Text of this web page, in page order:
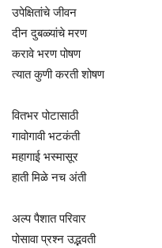
उपेक्षितांचे जीवन
दीन दुबळ्यांचे मरण
करावे भरण पोषण
त्यात कुणी करती शोषण
वितभर पोटासाठी
गावोगावी भटकंती
महागाई भस्मासूर
हाती मिळे नच अंती
अल्प पैशात परिवार
पोसावा प्रश्न उद्भवती